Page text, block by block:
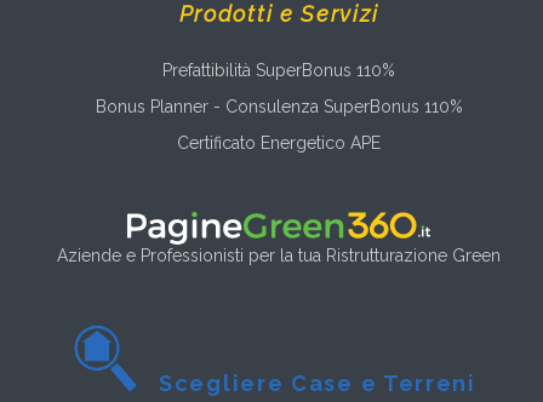
Prodotti e Servizi
Prefattibilità SuperBonus 110%
Bonus Planner - Consulenza SuperBonus 110%
Certificato Energetico APE
Aziende e Professionisti per la tua Ristrutturazione Green
Scegliere Case e Terreni